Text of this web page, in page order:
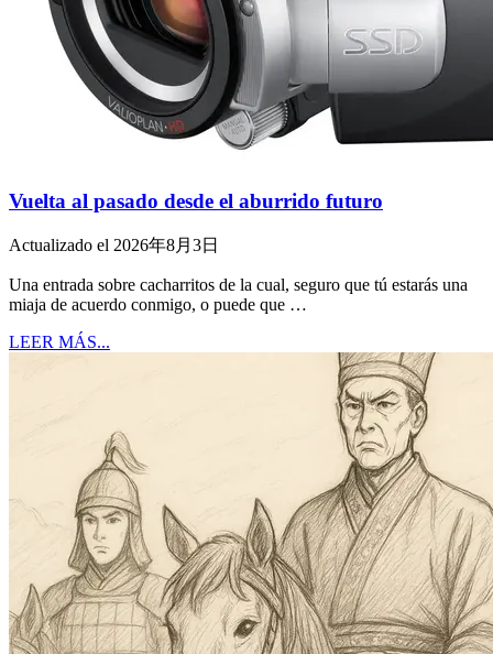
Vuelta al pasado desde el aburrido futuro
Actualizado el 2026年8月3日
Una entrada sobre cacharritos de la cual, seguro que tú estarás una
miaja de acuerdo conmigo, o puede que …
LEER MÁS...